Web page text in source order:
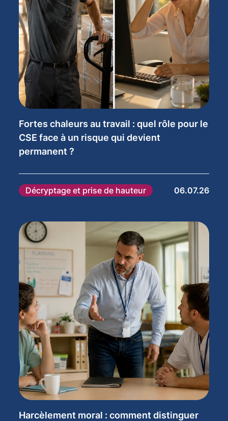
Fortes chaleurs au travail : quel rôle pour le
CSE face à un risque qui devient
permanent ?
Décryptage et prise de hauteur 06.07.26
Harcèlement moral : comment distinguer